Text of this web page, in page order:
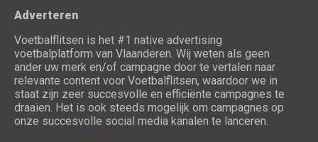
Adverteren
Voetbalflitsen is het #1 native advertising
voetbalplatform van Vlaanderen. Wij weten als geen
ander uw merk en/of campagne door te vertalen naar
relevante content voor Voetbalflitsen, waardoor we in
staat zijn zeer succesvolle en efficiënte campagnes te
draaien. Het is ook steeds mogelijk om campagnes op
onze succesvolle social media kanalen te lanceren.